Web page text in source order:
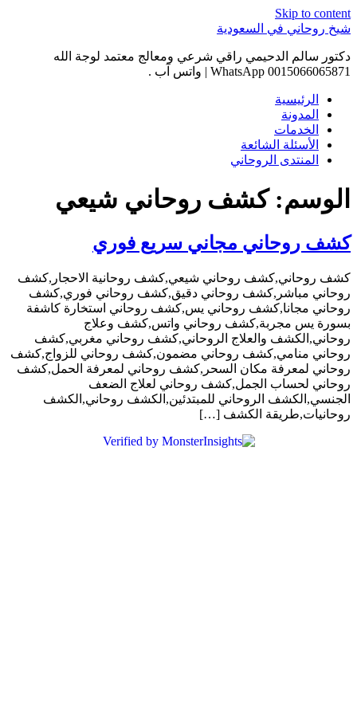
Skip to content
شيخ روحاني في السعودية
دكتور سالم الدحيمي راقي شرعي ومعالج معتمد لوجة الله
0015066065871 WhatsApp | واتس آب .
الرئيسية
المدونة
الخدمات
الأسئلة الشائعة
المنتدى الروحاني
الوسم:كشف روحاني شيعي
كشف روحاني مجاني سريع فوري
كشف روحاني,كشف روحاني شيعي,كشف روحانية الاحجار,كشف
روحاني مباشر,كشف روحاني دقيق,كشف روحاني فوري,كشف
روحاني مجانا,كشف روحاني يس,كشف روحاني استخارة كاشفة
بسورة يس مجربة,كشف روحاني واتس,كشف وعلاج
روحاني,الكشف والعلاج الروحاني,كشف روحاني مغربي,كشف
روحاني منامي,كشف روحاني مضمون,كشف روحاني للزواج,كشف
روحاني لمعرفة مكان السحر,كشف روحاني لمعرفة الحمل,كشف
روحاني لحساب الجمل,كشف روحاني لعلاج الضعف
الجنسي,الكشف الروحاني للمبتدئين,الكشف روحاني,الكشف
روحانيات,طريقة الكشف […]